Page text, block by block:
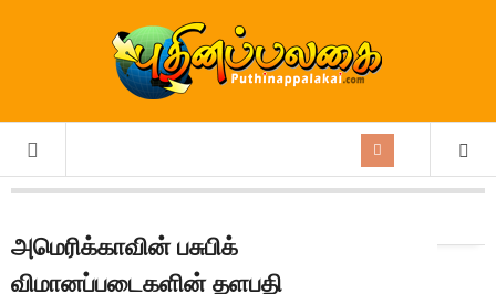
அமெரிக்காவின் பசுபிக்
விமானப்படைகளின் தளபதி